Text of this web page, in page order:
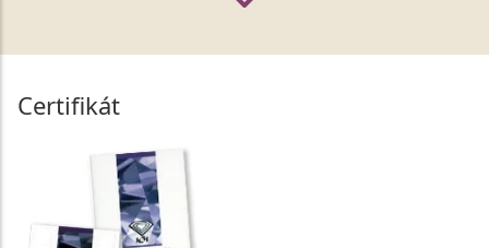
Certifikát